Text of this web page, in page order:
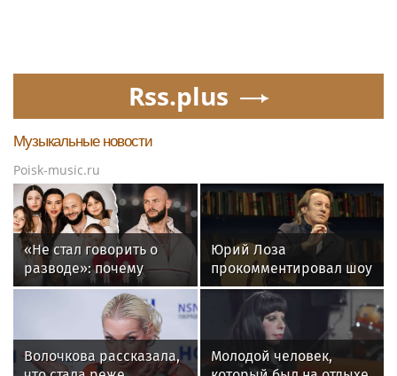
Rss.plus
Музыкальные новости
Poisk-music.ru
«Не стал говорить о
разводе»: почему
Джиган после
расставания
неожиданно сделал
главным своих детей
Юрий Лоза
прокомментировал шоу
Димы Билана словами
«понты дороже денег»
Волочкова рассказала,
Молодой человек,